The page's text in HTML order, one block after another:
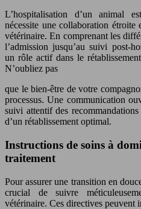
L’hospitalisation d’un animal
nécessite une collaboration étroite
vétérinaire. En comprenant les
l’admission jusqu’au suivi post-
un rôle actif dans le
N’oubliez pas
que le bien-être de votre
processus. Une communication
suivi attentif des
d’un rétablissement optimal.
Instructions de soins à
traitement
Pour assurer une transition en
crucial de suivre
vétérinaire. Ces directives peuvent